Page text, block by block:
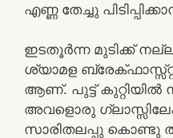
എണ്ണ തേച്ചു
ഇടതൂർന്ന മുടിക്ക്
ശ്യാമള
ആണ്. പുട്ട് കുറ്റിയിൽ
അവളൊരു
സാരിതലപ്പു കൊണ്ടു